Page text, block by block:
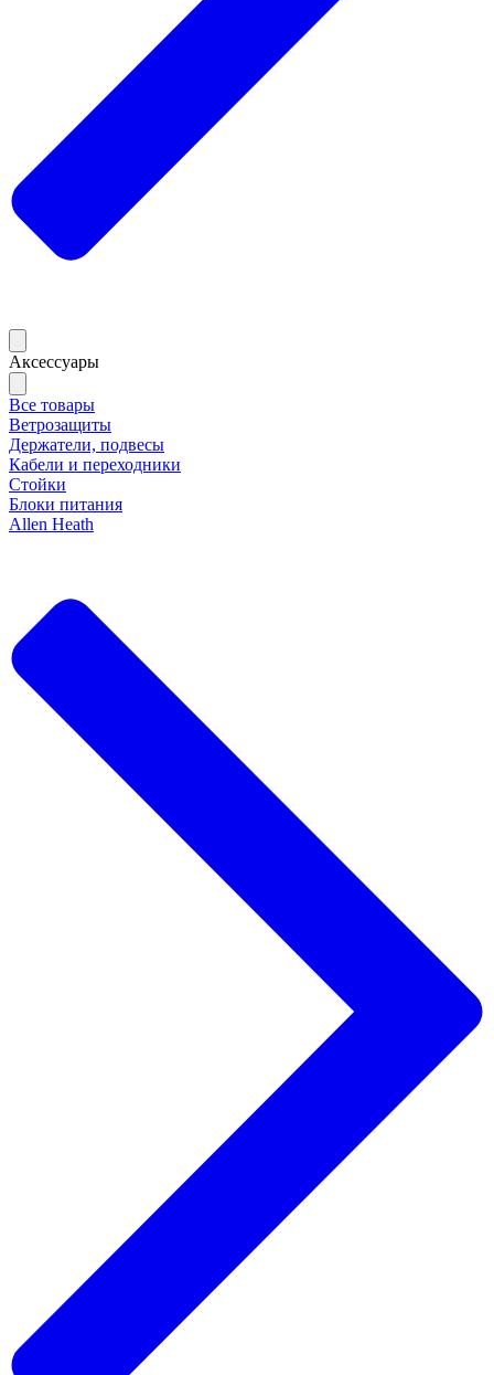
Аксессуары
Все товары
Ветрозащиты
Держатели, подвесы
Кабели и переходники
Стойки
Блоки питания
Allen Heath